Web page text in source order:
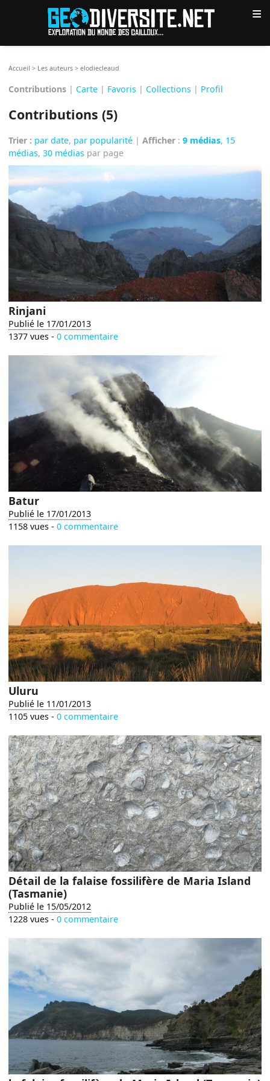
≡
Accueil > Les auteurs >elodiecleaud
Contributions | Carte | Favoris | Collections | Profil
Contributions (5)
Trier : par date, par popularité |Afficher :9 médias, 15
médias,30 médias par page
Rinjani
Publié le 17/01/2013
1377 vues -0 commentaire
Batur
Publié le 17/01/2013
1158 vues -0 commentaire
Uluru
Publié le 11/01/2013
1105 vues -0 commentaire
Détail de la falaise fossilifère de Maria Island
(Tasmanie)
Publié le 15/05/2012
1228 vues -0 commentaire